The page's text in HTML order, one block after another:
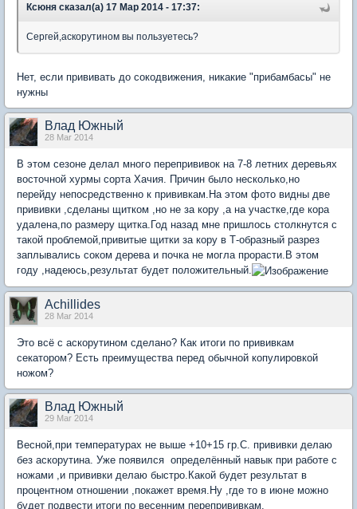
Ксюня сказал(а) 17 Мар 2014 - 17:37:
Сергей,аскорутином вы пользуетесь?
Нет, если прививать до сокодвижения, никакие "прибамбасы" не
нужны
Влад Южный
28 Mar 2014
В этом сезоне делал много перепрививок на 7-8 летних деревьях
восточной хурмы сорта Хачия. Причин было несколько,но
перейду непосредственно к прививкам.На этом фото видны две
прививки ,сделаны щитком ,но не за кору ,а на участке,где кора
удалена,по размеру щитка.Год назад мне пришлось столкнутся с
такой проблемой,привитые щитки за кору в Т-образный разрез
заплывались соком дерева и почка не могла прорасти.В этом
году ,надеюсь,результат будет положительный.
Achillides
28 Mar 2014
Это всё с аскорутином сделано? Как итоги по прививкам
секатором? Есть преимущества перед обычной копулировкой
ножом?
Влад Южный
29 Mar 2014
Весной,при температурах не выше +10+15 гр.С. прививки делаю
без аскорутина. Уже появился определённый навык при работе с
ножами ,и прививки делаю быстро.Какой будет результат в
процентном отношении ,покажет время.Ну ,где то в июне можно
будет подвести итоги по весенним перепрививкам.